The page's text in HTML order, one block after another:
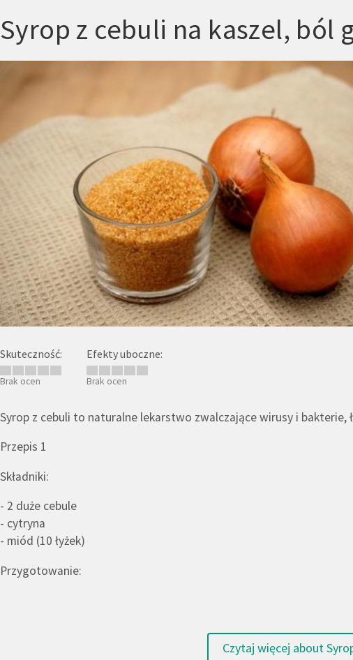
Syrop z cebuli na kaszel, ból
Skuteczność:
Brak ocen
Efekty uboczne:
Brak ocen
Syrop z cebuli to naturalne lekarstwo zwalczające wirusy i bakterie,
Przepis 1
Składniki:
- 2 duże cebule
- cytryna
- miód (10 łyżek)
Przygotowanie:
Czytaj więcej about